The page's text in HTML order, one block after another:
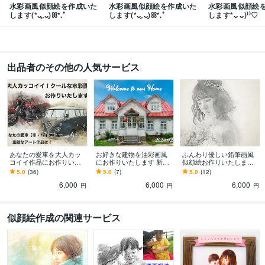
水彩画風似顔絵を作成いた
します(*ᴗ͈ˬᴗ͈)ꕤ*.ﾟ
水彩画風似顔絵を作成いた
します(*ᴗ͈ˬᴗ͈)ꕤ*.ﾟ
水彩画風似顔絵
します*ᴗ ᴗ)⁾⁾♡
出品者のその他の人気サービス
あなたの愛車を大人カッ
コイイ作品にお作りいた
します デジタルデータ納
品♡A4サイズプリントプ
5.0 (36)
6,000 円
お好きな建物を油彩画風
にお作りいたします 新築
記念やお店のオープン記
念などに♡A4プリントプ
5.0 (7)
6,000 円
ふんわり優しい鉛筆画風
似顔絵お作りいたします
デジタルデータ納品♡A4
サイズプリントプレゼン
5.0 (12)
6,000 円
似顔絵作成の関連サービス